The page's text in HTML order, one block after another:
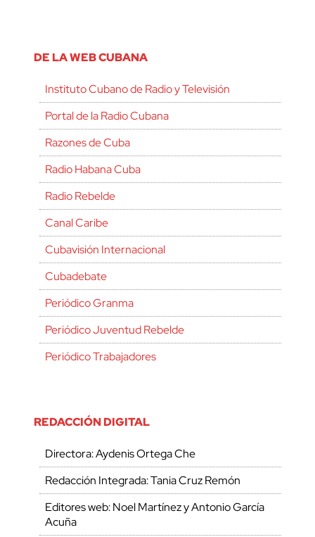
DE LA WEB CUBANA
Instituto Cubano de Radio y Televisión
Portal de la Radio Cubana
Razones de Cuba
Radio Habana Cuba
Radio Rebelde
Canal Caribe
Cubavisión Internacional
Cubadebate
Periódico Granma
Periódico Juventud Rebelde
Periódico Trabajadores
REDACCIÓN DIGITAL
Directora: Aydenis Ortega Che
Redacción Integrada: Tania Cruz Remón
Editores web: Noel Martínez y Antonio García
Acuña